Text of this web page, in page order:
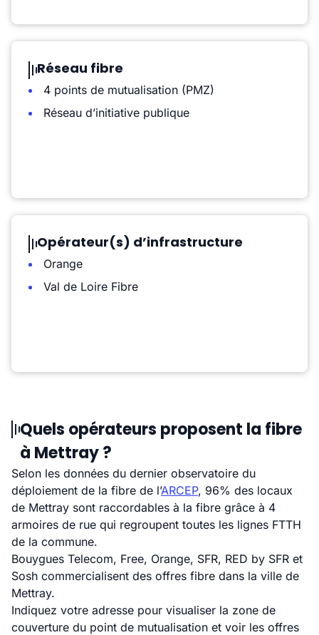
Réseau fibre
4 points de mutualisation (PMZ)
Réseau d’initiative publique
Opérateur(s) d’infrastructure
Orange
Val de Loire Fibre
Quels opérateurs proposent la fibre
à Mettray ?
Selon les données du dernier observatoire du
déploiement de la fibre de l’ARCEP, 96% des locaux
de Mettray sont raccordables à la fibre grâce à 4
armoires de rue qui regroupent toutes les lignes FTTH
de la commune.
Bouygues Telecom, Free, Orange, SFR, RED by SFR et
Sosh commercialisent des offres fibre dans la ville de
Mettray.
Indiquez votre adresse pour visualiser la zone de
couverture du point de mutualisation et voir les offres